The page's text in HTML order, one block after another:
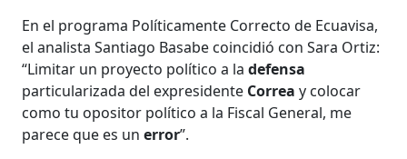
En el programa Políticamente Correcto de Ecuavisa,
el analista Santiago Basabe coincidió con Sara Ortiz:
“Limitar un proyecto político a ladefensa
particularizada del expresidente Correa y colocar
como tu opositor político a la Fiscal General, me
parece que es unerror”.